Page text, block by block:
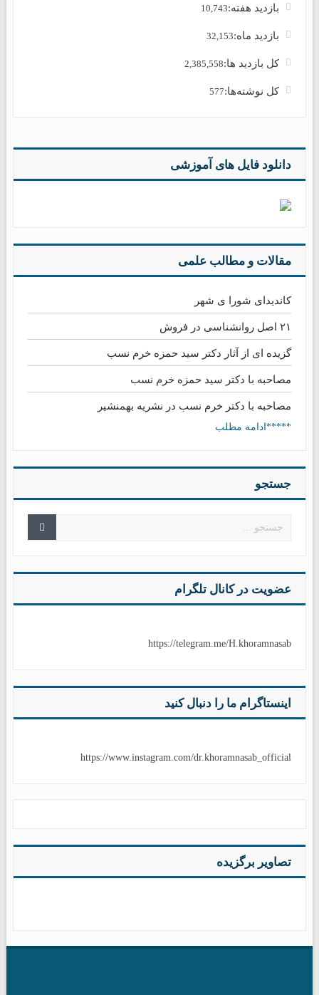
بازدید هفته:10,743
بازدید ماه:32,153
کل بازدید ها:2,385,558
کل نوشته‌ها:577
دانلود فایل های آموزشی
مقالات و مطالب علمی
کاندیدای شورا ی شهر
۲۱ اصل روانشناسی در فروش
گزیده ای از آثار دکتر سید حمزه خرم نسب
مصاحبه با دکتر سید حمزه خرم نسب
مصاحبه با دکتر خرم نسب در نشریه بهمنشیر
*****ادامه مطلب
جستجو
عضویت در کانال تلگرام
https://telegram.me/H.khoramnasab
اینستاگرام ما را دنبال کنید
https://www.instagram.com/dr.khoramnasab_official
تصاویر برگزیده